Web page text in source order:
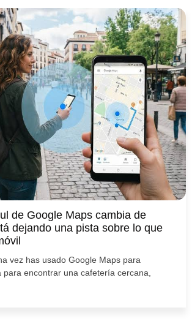
de Google Maps cambia de
dejando una pista sobre lo que
vez has usado Google Maps para
encontrar una cafetería cercana,